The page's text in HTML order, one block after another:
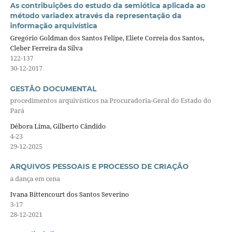
As contribuições do estudo da semiótica aplicada ao
método variadex através da representação da
informação arquivística
Gregório Goldman dos Santos Felipe, Eliete Correia dos Santos,
Cleber Ferreira da Silva
122-137
30-12-2017
GESTÃO DOCUMENTAL
procedimentos arquivísticos na Procuradoria-Geral do Estado do
Pará
Débora Lima, Gilberto Cândido
4-23
29-12-2025
ARQUIVOS PESSOAIS E PROCESSO DE CRIAÇÃO
a dança em cena
Ivana Bittencourt dos Santos Severino
3-17
28-12-2021